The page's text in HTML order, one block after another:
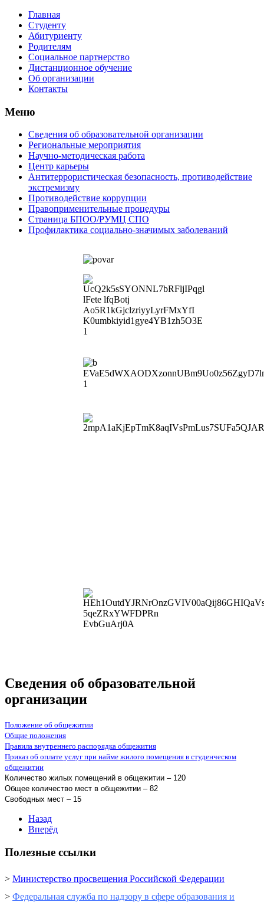
Главная
Студенту
Абитуриенту
Родителям
Социальное партнерство
Дистанционное обучение
Об организации
Контакты
Меню
Сведения об образовательной организации
Региональные мероприятия
Научно-методическая работа
Центр карьеры
Антитеррористическая безопасность, противодействие
экстремизму
Противодействие коррупции
Правоприменительные процедуры
Страница БПОО/РУМЦ CПO
Профилактика социально-значимых заболеваний
Сведения об образовательной
организации
Положение об общежитии
Общие положения
Правила внутреннего распорядка общежития
Приказ об оплате услуг при найме жилого помещения в студенческом
общежитии
Количество жилых помещений в общежитии – 120
Общее количество мест в общежитии – 82
Свободных мест – 15
Назад
Вперёд
Полезные ссылки
> Министерство просвещения Российской Федерации
> Федеральная служба по надзору в сфере образования и